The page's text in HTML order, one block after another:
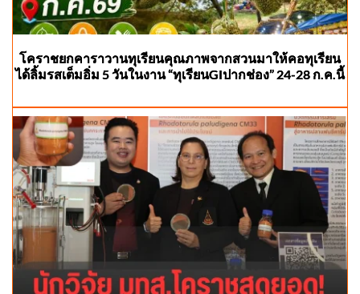
โคราชยกคาราวานทุเรียนคุณภาพจากสวนมาให้คอทุเรียน
ได้ลิ้มรสเต็มอิ่ม 5 วันในงาน “ทุเรียนGIปากช่อง” 24-28 ก.ค.นี้